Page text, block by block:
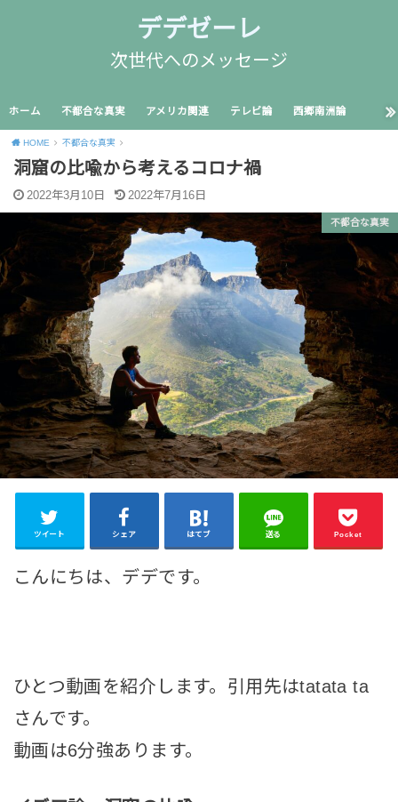
デデゼーレ
次世代へのメッセージ
ホーム 不都合な真実 アメリカ関連 テレビ論 西郷南洲論
HOME 不都合な真実
洞窟の比喩から考えるコロナ禍
2022年3月10日 2022年7月16日
不都合な真実
ツイート シェア はてブ 送る Pocket
こんにちは、デデです。
ひとつ動画を紹介します。引用先はtatata ta
さんです。
動画は6分強あります。